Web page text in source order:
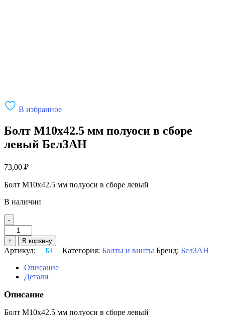
В избранное
Болт М10х42.5 мм полуоси в сборе
левый БелЗАН
73,00 ₽
Болт М10х42.5 мм полуоси в сборе левый
В наличии
-
Количество
товара
Болт
М10х42.5
полуоси
сборе
БелЗАН
+ В корзину
Артикул: Б4 Категория: Болты и винты Бренд: БелЗАН
Описание
Детали
Описание
Болт М10х42.5 мм полуоси в сборе левый